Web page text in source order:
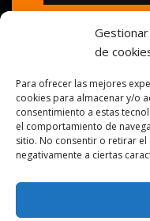
de
Para ofrecer las mejores
cookies para almacenar y/o
consentimiento a estas
el comportamiento de
sitio. No consentir o retirar
negativamente a ciertas
Llámenos :